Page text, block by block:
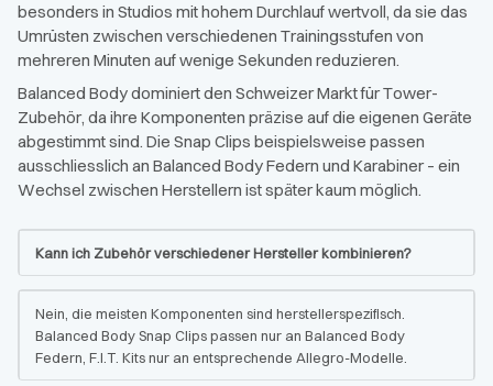
besonders in Studios mit hohem Durchlauf wertvoll, da sie das
Umrüsten zwischen verschiedenen Trainingsstufen von
mehreren Minuten auf wenige Sekunden reduzieren.
Balanced Body dominiert den Schweizer Markt für Tower-
Zubehör, da ihre Komponenten präzise auf die eigenen Geräte
abgestimmt sind. Die Snap Clips beispielsweise passen
ausschliesslich an Balanced Body Federn und Karabiner – ein
Wechsel zwischen Herstellern ist später kaum möglich.
Kann ich Zubehör verschiedener Hersteller kombinieren?
Nein, die meisten Komponenten sind herstellerspezifisch.
Balanced Body Snap Clips passen nur an Balanced Body
Federn, F.I.T. Kits nur an entsprechende Allegro-Modelle.